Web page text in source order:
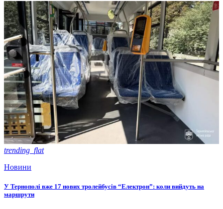
trending_flat
Новини
У Тернополі вже 17 нових тролейбусів “Електрон”: коли вийдуть на
маршрути